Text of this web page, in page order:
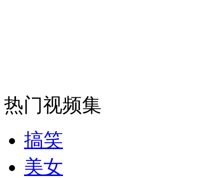
走！跟着总书记去植树
消防员救轻生者
热门视频集
搞笑
美女